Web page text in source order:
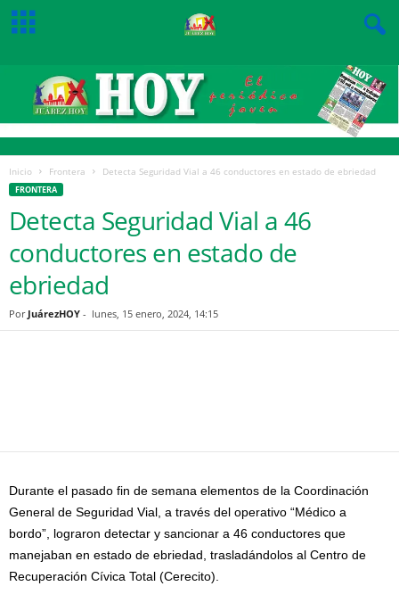
Inicio Frontera Detecta Seguridad Vial a 46 conductores en estado de ebriedad
FRONTERA
Detecta Seguridad Vial a 46
conductores en estado de
ebriedad
Por JuárezHOY - lunes, 15 enero, 2024, 14:15
Durante el pasado fin de semana elementos de la Coordinación
General de Seguridad Vial, a través del operativo “Médico a
bordo”, lograron detectar y sancionar a 46 conductores que
manejaban en estado de ebriedad, trasladándolos al Centro de
Recuperación Cívica Total (Cerecito).